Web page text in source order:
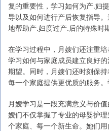
复的重要性，学习如何为产.妇
导以及如何进行产后恢复指导
地帮助产.妇度过产.后的特殊时期
在学习过程中，月嫂们还注重
学习如何与家庭成员建立良好
期望。同时，月嫂们还时刻保
每一个家庭提供更优质的服务。
月嫂学习是一段充满意义与价
嫂们不仅掌握了专业的母婴护
个家庭、每一个新生命。她们